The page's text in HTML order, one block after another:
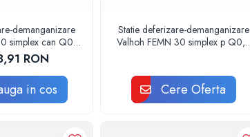
demanganizare
simplex can Q0,5
hRON
in cos
Statie deferizare-demanganizare
Valhoh FEMN 30 simplex p Q0,5
Cere Oferta